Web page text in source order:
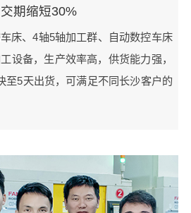
期缩短30%
床、4轴5轴加工群、自动数控车床
设备，生产效率高，供货能力强，
至5天出货，可满足不同长沙客户的